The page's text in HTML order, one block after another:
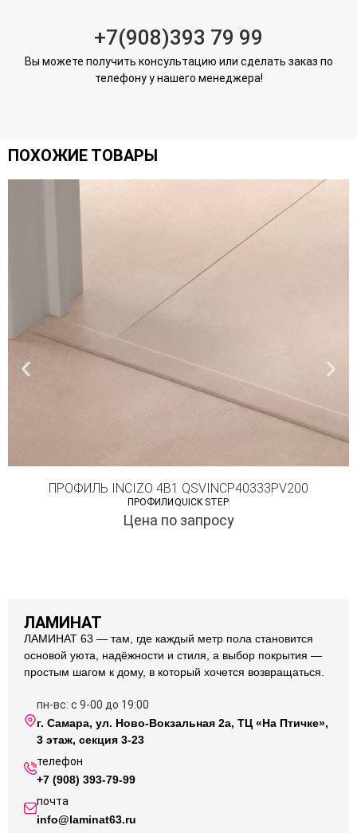
+7(908)393 79 99
Вы можете получить консультацию или сделать заказ по
телефону у нашего менеджера!
ПОХОЖИЕ ТОВАРЫ
ПРОФИЛЬ INCIZO 4В1 QSVINCP40333PV200
ПРОФИЛИ QUICK STEP
Цена по запросу
ЛАМИНАТ
ЛАМИНАТ 63 — там, где каждый метр пола становится
основой уюта, надёжности и стиля, а выбор покрытия —
простым шагом к дому, в который хочется возвращаться.
пн-вс: с 9-00 до 19:00
г. Самара, ул. Ново-Вокзальная 2а, ТЦ «На Птичке»,
3 этаж, секция 3-23
телефон
+7 (908) 393-79-99
почта
info@laminat63.ru